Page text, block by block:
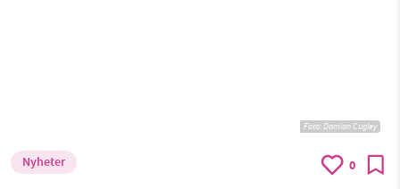
Foto:Damian Cugley
Nyheter 0